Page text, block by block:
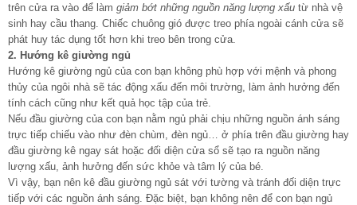
trên cửa ra vào để làm giảm bớt những nguồn năng lượng xấu từ nhà vệ
sinh hay cầu thang. Chiếc chuông gió được treo phía ngoài cánh cửa sẽ
phát huy tác dụng tốt hơn khi treo bên trong cửa.
2. Hướng kê giường ngủ
Hướng kê giường ngủ của con bạn không phù hợp với mệnh và phong
thủy của ngôi nhà sẽ tác động xấu đến môi trường, làm ảnh hưởng đến
tính cách cũng như kết quả học tập của trẻ.
Nếu đầu giường của con bạn nằm ngủ phải chịu những nguồn ánh sáng
trực tiếp chiếu vào như đèn chùm, đèn ngủ… ở phía trên đầu giường hay
đầu giường kê ngay sát hoặc đối diện cửa sổ sẽ tạo ra nguồn năng
lượng xấu, ảnh hưởng đến sức khỏe và tâm lý của bé.
Vì vậy, bạn nên kê đầu giường ngủ sát với tường và tránh đối diện trực
tiếp với các nguồn ánh sáng. Đặc biệt, bạn không nên để con bạn ngủ